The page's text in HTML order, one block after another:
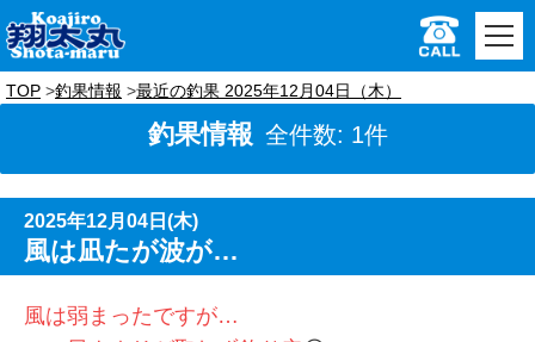
TOP 釣果情報 最近の釣果 2025年12月04日（木）
釣果情報 全件数: 1件
2025年12月04日(木)
風は凪たが波が…
風は弱まったですが…